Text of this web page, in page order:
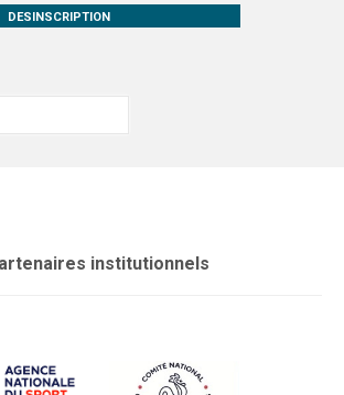
DESINSCRIPTION
institutionnels